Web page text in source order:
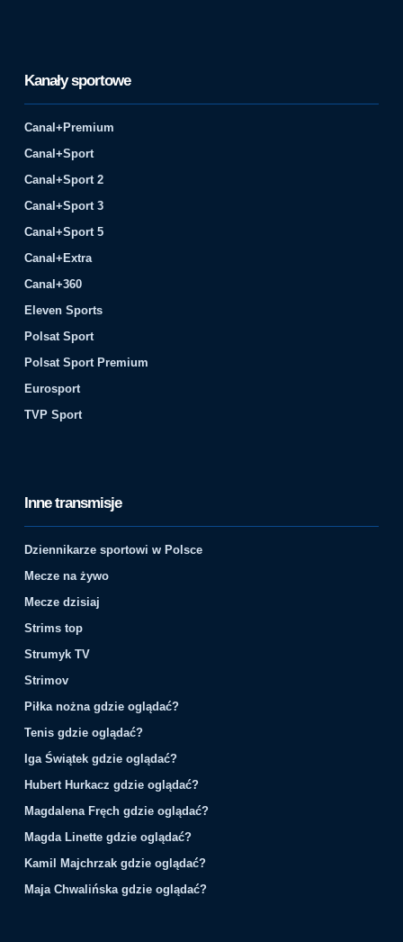
Kanały sportowe
Canal+Premium
Canal+Sport
Canal+Sport 2
Canal+Sport 3
Canal+Sport 5
Canal+Extra
Canal+360
Eleven Sports
Polsat Sport
Polsat Sport Premium
Eurosport
TVP Sport
Inne transmisje
Dziennikarze sportowi w Polsce
Mecze na żywo
Mecze dzisiaj
Strims top
Strumyk TV
Strimov
Piłka nożna gdzie oglądać?
Tenis gdzie oglądać?
Iga Świątek gdzie oglądać?
Hubert Hurkacz gdzie oglądać?
Magdalena Fręch gdzie oglądać?
Magda Linette gdzie oglądać?
Kamil Majchrzak gdzie oglądać?
Maja Chwalińska gdzie oglądać?